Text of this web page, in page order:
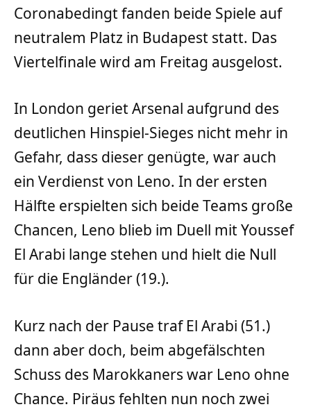
Coronabedingt fanden beide Spiele auf
neutralem Platz in Budapest statt. Das
Viertelfinale wird am Freitag ausgelost.
In London geriet Arsenal aufgrund des
deutlichen Hinspiel-Sieges nicht mehr in
Gefahr, dass dieser genügte, war auch
ein Verdienst von Leno. In der ersten
Hälfte erspielten sich beide Teams große
Chancen, Leno blieb im Duell mit Youssef
El Arabi lange stehen und hielt die Null
für die Engländer (19.).
Kurz nach der Pause traf El Arabi (51.)
dann aber doch, beim abgefälschten
Schuss des Marokkaners war Leno ohne
Chance. Piräus fehlten nun noch zwei